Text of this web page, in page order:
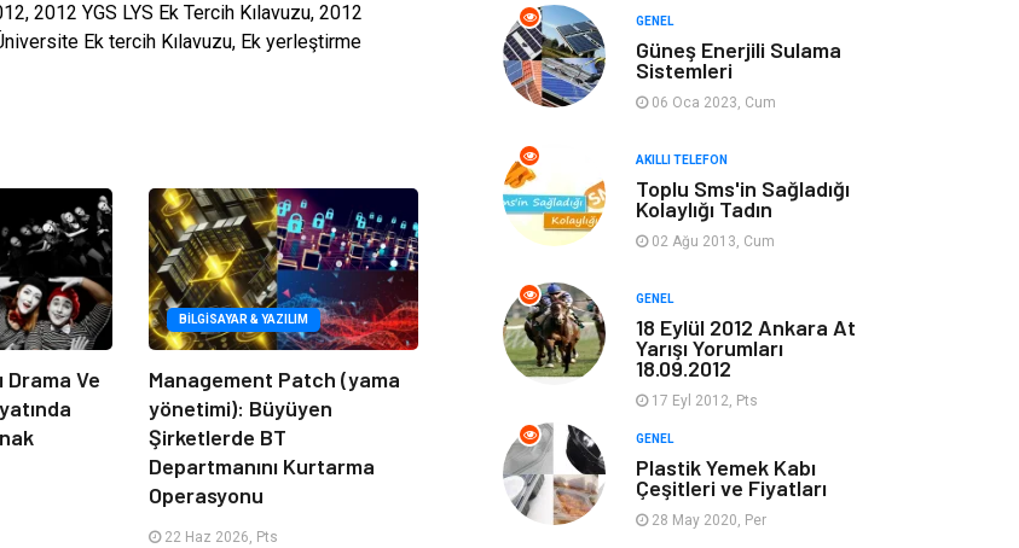
2012 YGS LYS Ek Tercih Kılavuzu, 2012
Ek tercih Kılavuzu, Ek yerleştirme
Drama Ve
BILGISAYAR & YAZILIM
Management Patch (yama
yönetimi): Büyüyen
Şirketlerde BT
Departmanını Kurtarma
Operasyonu
22 Haz 2026, Pts
Hukuk
Dekorasyon Tatil
Makine
Yazılım
Güzellik & Bakım Magazin Dünyası
Organizasyon
Hizmet Otomotiv
Bebek Giyim
GENEL
Güneş Enerjili Sulama
Sistemleri
06 Oca 2023, Cum
AKILLI TELEFON
Toplu Sms'in Sağladığı
Kolaylığı Tadın
02 Ağu 2013, Cum
GENEL
18 Eylül 2012 Ankara At
Yarışı Yorumları
18.09.2012
17 Eyl 2012, Pts
GENEL
Plastik Yemek Kabı
Çeşitleri ve Fiyatları
28 May 2020, Per